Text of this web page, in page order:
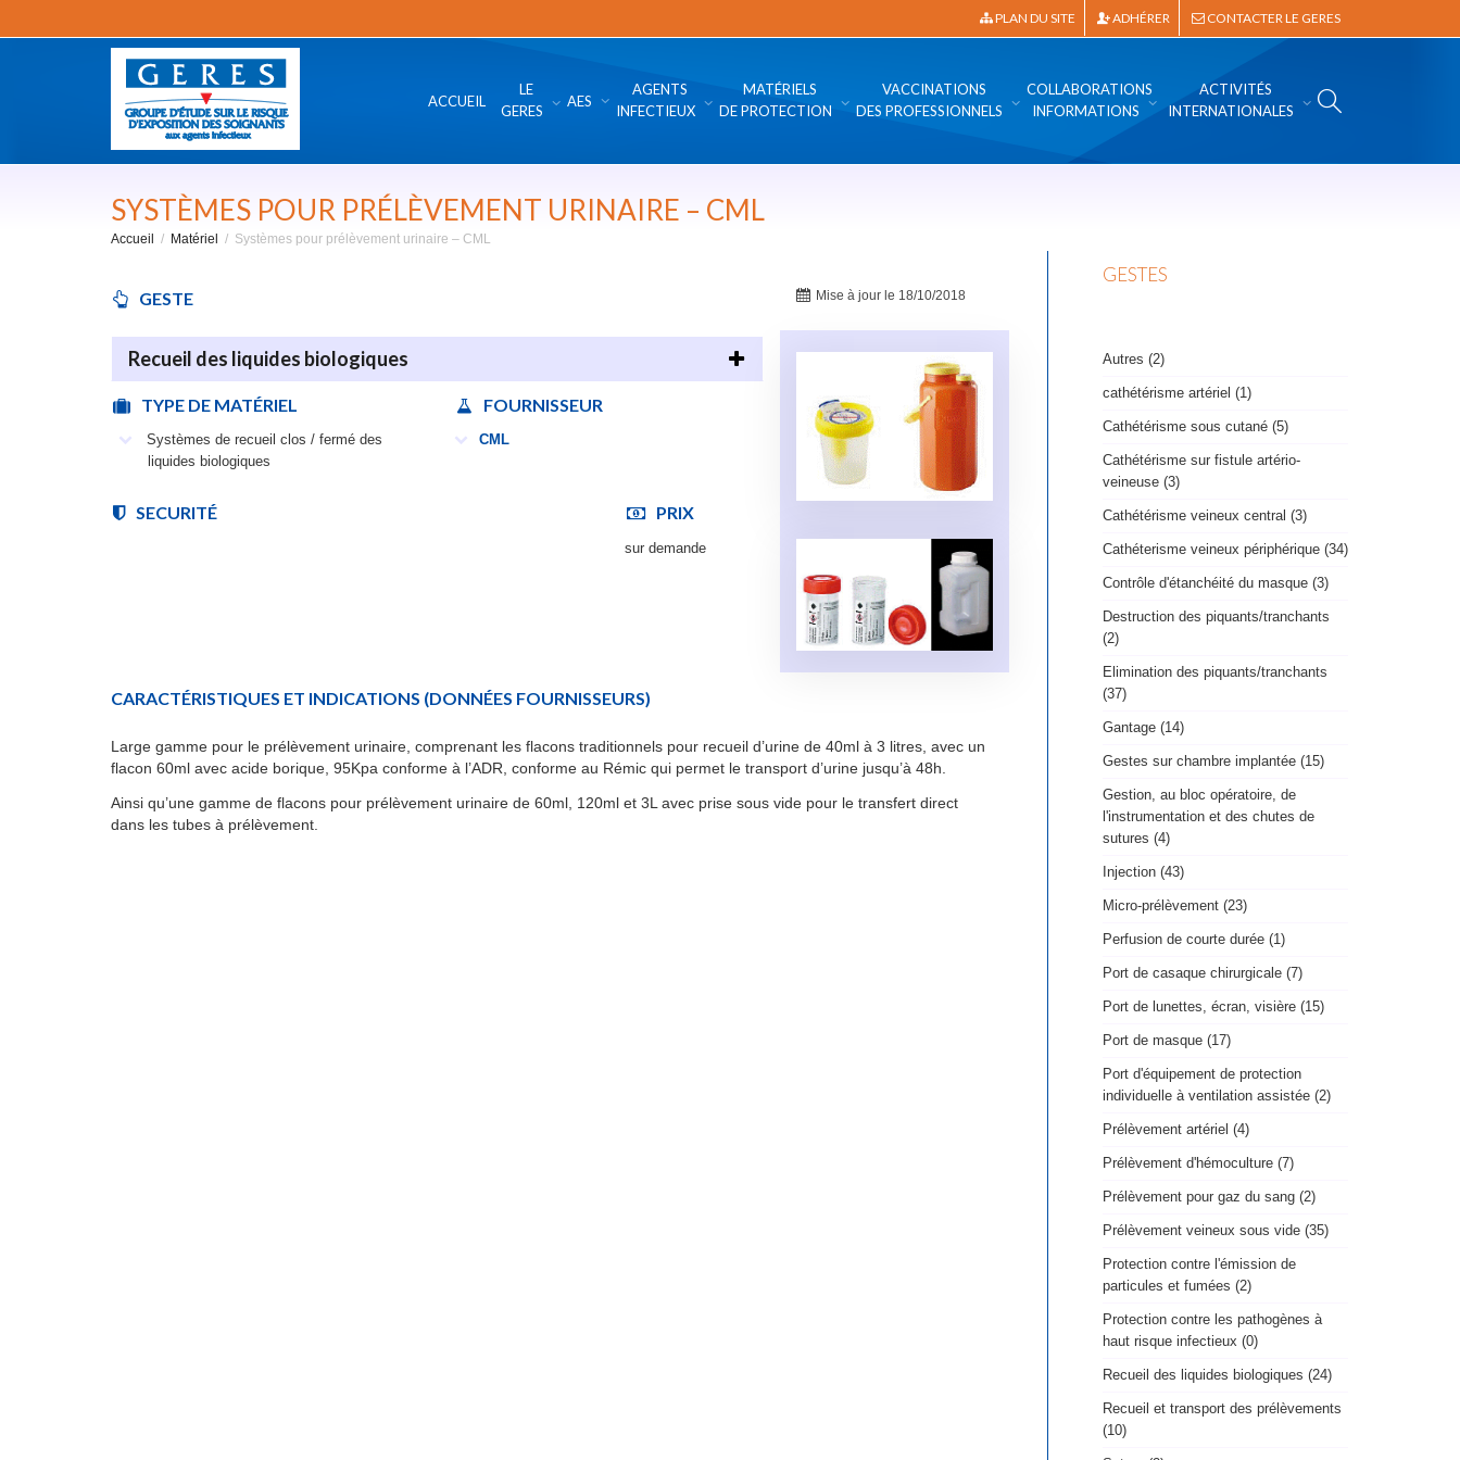
PLAN DU SITE ADHÉRER CONTACTER LE GERES
ACCUEIL
LE
GERES
AES
AGENTS
INFECTIEUX
MATÉRIELS
DE PROTECTION
VACCINATIONS
DES PROFESSIONNELS
COLLABORATIONS
INFORMATIONS
ACTIVITÉS
INTERNATIONALES
SYSTÈMES POUR PRÉLÈVEMENT URINAIRE – CML
Accueil Matériel Systèmes pour prélèvement urinaire – CML
GESTE
Recueil des liquides biologiques
TYPE DE MATÉRIEL
Systèmes de recueil clos / fermé des
liquides biologiques
FOURNISSEUR
CML
SECURITÉ PRIX
sur demande
Mise à jour le 18/10/2018
CARACTÉRISTIQUES ET INDICATIONS (DONNÉES FOURNISSEURS)
Large gamme pour le prélèvement urinaire, comprenant les flacons traditionnels pour recueil d’urine de 40ml à 3 litres, avec un
flacon 60ml avec acide borique, 95Kpa conforme à l’ADR, conforme au Rémic qui permet le transport d’urine jusqu’à 48h.
Ainsi qu’une gamme de flacons pour prélèvement urinaire de 60ml, 120ml et 3L avec prise sous vide pour le transfert direct
dans les tubes à prélèvement.
GESTES
Autres (2)
cathétérisme artériel (1)
Cathétérisme sous cutané (5)
Cathétérisme sur fistule artério-
veineuse (3)
Cathétérisme veineux central (3)
Cathéterisme veineux périphérique (34)
Contrôle d'étanchéité du masque (3)
Destruction des piquants/tranchants
(2)
Elimination des piquants/tranchants
(37)
Gantage (14)
Gestes sur chambre implantée (15)
Gestion, au bloc opératoire, de
l'instrumentation et des chutes de
sutures (4)
Injection (43)
Micro-prélèvement (23)
Perfusion de courte durée (1)
Port de casaque chirurgicale (7)
Port de lunettes, écran, visière (15)
Port de masque (17)
Port d'équipement de protection
individuelle à ventilation assistée (2)
Prélèvement artériel (4)
Prélèvement d'hémoculture (7)
Prélèvement pour gaz du sang (2)
Prélèvement veineux sous vide (35)
Protection contre l'émission de
particules et fumées (2)
Protection contre les pathogènes à
haut risque infectieux (0)
Recueil des liquides biologiques (24)
Recueil et transport des prélèvements
(10)